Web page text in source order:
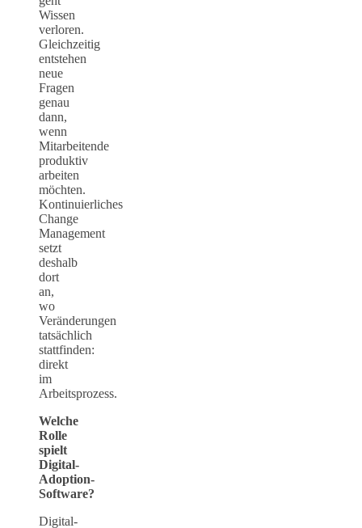
Wissen
verloren.
Gleichzeitig
entstehen
neue
Fragen
genau
dann,
wenn
Mitarbeitende
produktiv
arbeiten
möchten.
Kontinuierliches
Change
Management
setzt
deshalb
dort
an,
wo
Veränderungen
tatsächlich
stattfinden:
direkt
im
Arbeitsprozess.
Welche
Rolle
spielt
Digital-
Adoption-
Software?
Digital-